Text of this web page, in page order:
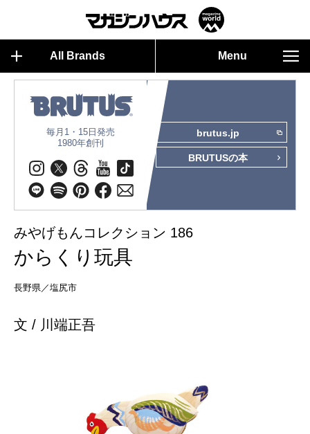
All Brands Menu
毎月1・15日発売
1980年創刊
brutus.jp
BRUTUSの本
みやげもんコレクション 186
からくり玩具
長野県／塩尻市
文 / 川端正吾